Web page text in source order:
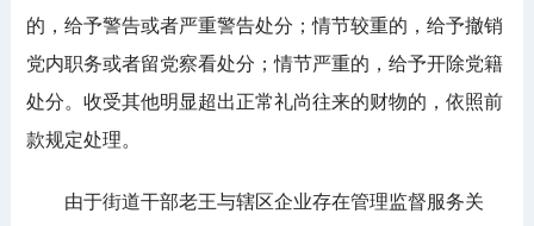
的，给予警告或者严重警告处分；情节较重的，给予撤销
党内职务或者留党察看处分；情节严重的，给予开除党籍
处分。收受其他明显超出正常礼尚往来的财物的，依照前
款规定处理。
由于街道干部老王与辖区企业存在管理监督服务关